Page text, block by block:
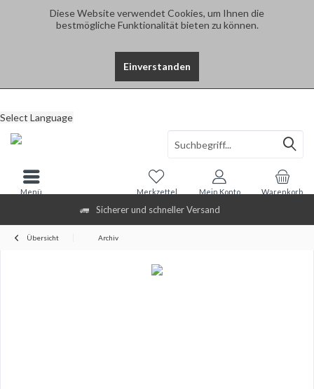
Diese Website verwendet Cookies, um Ihnen die
bestmögliche Funktionalität bieten zu können.
Einverstanden
Sicherer und schneller Versand
Select Language
Warenkorb
Merkzettel Mein Konto
Menü
Übersicht Archiv